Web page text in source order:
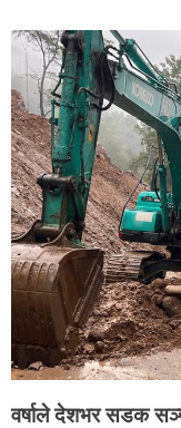
वर्षाले देशभर सडक